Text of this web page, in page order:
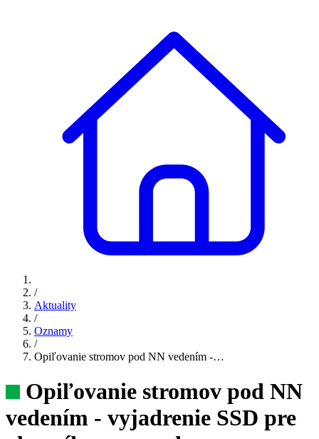
/
Aktuality
/
Oznamy
/
Opiľovanie stromov pod NN vedením -…
Opiľovanie stromov pod NN
vedením - vyjadrenie SSD pre